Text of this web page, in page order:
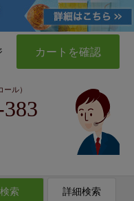
カートを確認
ル）
検索 詳細検索